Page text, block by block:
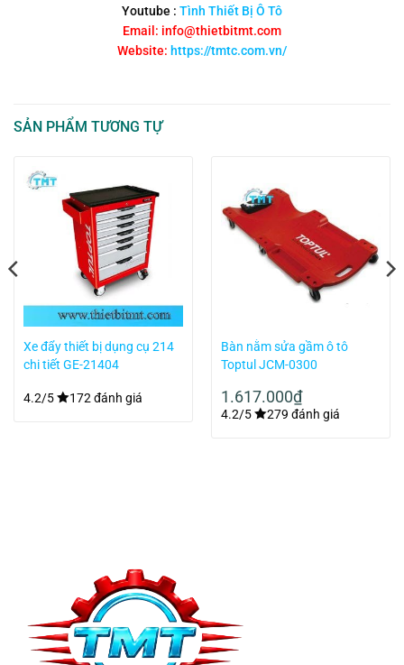
Youtube : Tình Thiết Bị Ô Tô
Email: info@thietbitmt.com
Website: https://tmtc.com.vn/
SẢN PHẨM TƯƠNG TỰ
Xe đẩy thiết bị dụng cụ 214
chi tiết GE-21404
4.2/5 172 đánh giá
Bàn nằm sửa gầm ô tô
Toptul JCM-0300
1.617.000₫
4.2/5 279 đánh giá